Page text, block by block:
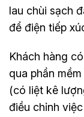
lau chùi sạch
để điện tiếp
Khách hàng
qua phần
(có liệt kê
điều chỉnh